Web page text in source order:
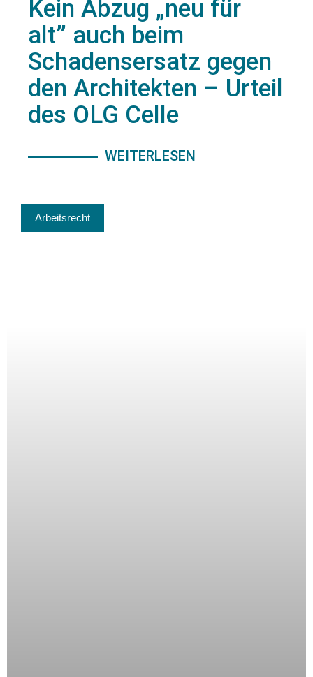
Kein Abzug „neu für
alt” auch beim
Schadensersatz gegen
den Architekten – Urteil
des OLG Celle
WEITERLESEN
Arbeitsrecht